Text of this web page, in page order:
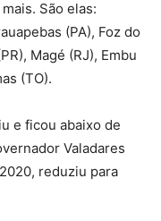
São elas:
(PA), Foz do
Magé (RJ), Embu
(TO).
e ficou abaixo de
Valadares
reduziu para